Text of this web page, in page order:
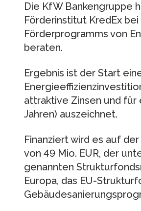
Die KfW Bankengruppe
Förderinstitut KredEx
Förderprogramms von
beraten.
Ergebnis ist der Start
attraktive Zinsen und für
Jahren) auszeichnet.
Finanziert wird es auf
von 49 Mio. EUR, der
genannten
Europa, das EU-